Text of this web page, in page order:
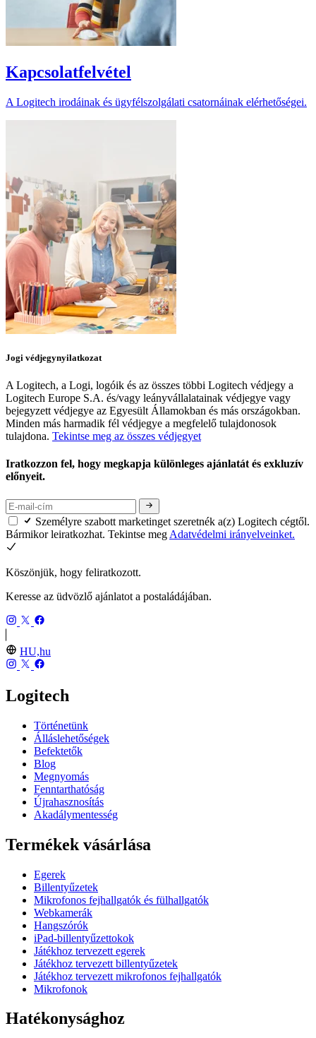
Kapcsolatfelvétel
A Logitech irodáinak és ügyfélszolgálati csatornáinak elérhetőségei.
Jogi védjegynyilatkozat
A Logitech, a Logi, logóik és az összes többi Logitech védjegy a
Logitech Europe S.A. és/vagy leányvállalatainak védjegye vagy
bejegyzett védjegye az Egyesült Államokban és más országokban.
Minden más harmadik fél védjegye a megfelelő tulajdonosok
tulajdona. Tekintse meg az összes védjegyet
Iratkozzon fel, hogy megkapja különleges ajánlatát és exkluzív
előnyeit.
Személyre szabott marketinget szeretnék a(z) Logitech cégtől.
Bármikor leiratkozhat. Tekintse meg Adatvédelmi irányelveinket.
Köszönjük, hogy feliratkozott.
Keresse az üdvözlő ajánlatot a postaládájában.
HU,hu
Logitech
Történetünk
Álláslehetőségek
Befektetők
Blog
Megnyomás
Fenntarthatóság
Újrahasznosítás
Akadálymentesség
Termékek vásárlása
Egerek
Billentyűzetek
Mikrofonos fejhallgatók és fülhallgatók
Webkamerák
Hangszórók
iPad-billentyűzettokok
Játékhoz tervezett egerek
Játékhoz tervezett billentyűzetek
Játékhoz tervezett mikrofonos fejhallgatók
Mikrofonok
Hatékonysághoz